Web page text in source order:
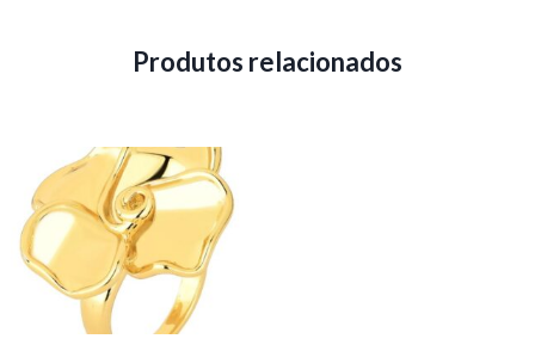
Produtos relacionados